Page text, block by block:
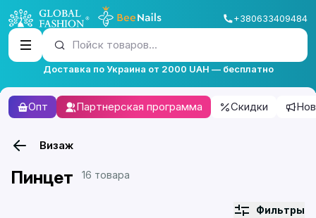
+380633409484
Пойск товаров...
Доставка по Украина от 2000 UAH — бесплатно
Опт Партнерская программа Скидки
Визаж
Пинцет 16 товара
Фильтры